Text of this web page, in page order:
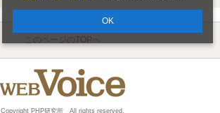
OK
このページのTOPへ
Copyright PHP研究所 All rights reserved.